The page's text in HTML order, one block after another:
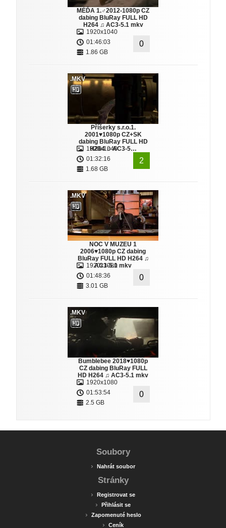
MÉĎA 1.♂2012-1080p CZ
dabing BluRay FULL HD
H264 ♫ AC3-5.1 mkv
1920x1040
01:46:03
1.86 GB
0
.MKV
Příšerky s.r.o.1.
2001♥1080p CZ+SK
dabing BluRay FULL HD
H264 ♫ AC3-5…
1920x1040
01:32:16
1.68 GB
2
.MKV
NOC V MUZEU 1
2006♥1080p CZ dabing
BluRay FULL HD H264 ♫
AC3-5.1 mkv
1920x1080
01:48:36
3.01 GB
0
.MKV
Bumblebee 2018♥1080p
CZ dabing BluRay FULL
HD H264 ♫ AC3-5.1 mkv
1920x1080
01:53:54
2.5 GB
0
Soubory
› Nahrát soubor
Stránky
› Registrovat se
› Přihlásit se
› Zapomenuté heslo
› Ceník